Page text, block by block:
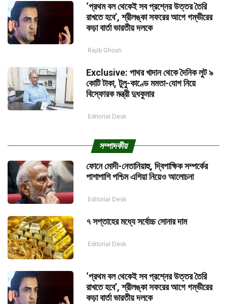
‘প্রথম বল থেকেই সব প্রশ্নের উত্তর তৈরি
রাখতে হবে’, শ্রীলঙ্কা সফরের আগে গম্ভীরের
কড়া বার্তা ভারতীয় দলকে
Rajib Ghosh
Exclusive: পাথর খাদান থেকে দৈনিক লুট ৯
কোটি টাকা, টুলু-কাণ্ডে মমতা-যোগ নিয়ে
বিস্ফোরক মন্ত্রী দুধকুমার
Editorial Desk
সম্পাদকীয়
ফোনে মোদী-নেতানিয়াহু, দ্বিপাক্ষিক সম্পর্কের
পাশাপাশি পশ্চিম এশিয়া নিয়েও আলোচনা
Editorial Desk
৭ সপ্তাহের মধ্যে সর্বোচ্চ সোনার দাম
Editorial Desk
‘প্রথম বল থেকেই সব প্রশ্নের উত্তর তৈরি
রাখতে হবে’, শ্রীলঙ্কা সফরের আগে গম্ভীরের
কড়া বার্তা ভারতীয় দলকে